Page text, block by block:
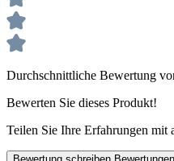
Durchschnittliche Bewertung
Bewerten Sie dieses Produkt!
Teilen Sie Ihre Erfahrungen mit